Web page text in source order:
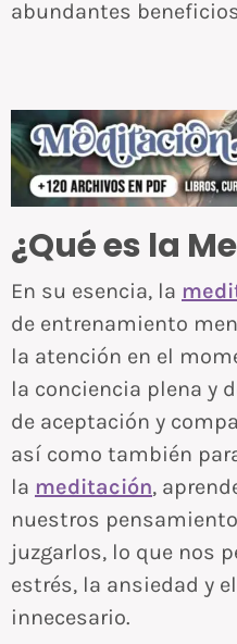
abundantes
¿Qué es la
En su esencia, la
de entrenamiento
la atención en el
la conciencia plena y
de aceptación y
así como también
la meditación,
nuestros
juzgarlos, lo que nos
estrés, la ansiedad y
innecesario.